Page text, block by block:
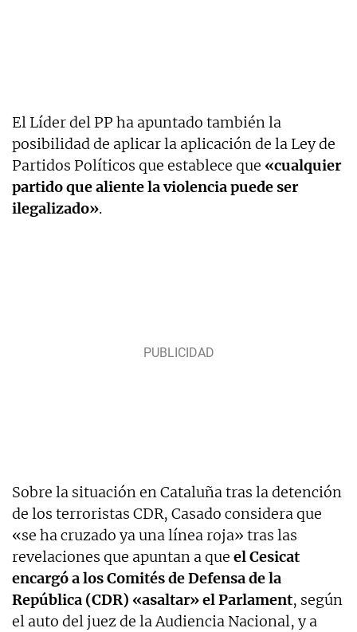
El Líder del PP ha apuntado también la
posibilidad de aplicar la aplicación de la Ley de
Partidos Políticos que establece que «cualquier
partido que aliente la violencia puede ser
ilegalizado».
Sobre la situación en Cataluña tras la detención
de los terroristas CDR, Casado considera que
«se ha cruzado ya una línea roja» tras las
revelaciones que apuntan a que el Cesicat
encargó a los Comités de Defensa de la
República (CDR) «asaltar» el Parlament, según
el auto del juez de la Audiencia Nacional, y a